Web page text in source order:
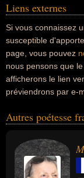
Liens externes
Si vous connaissez
susceptible
page, vous pouvez
nous pensons que
afficherons le lien
préviendrons par e-
Autres poétesse